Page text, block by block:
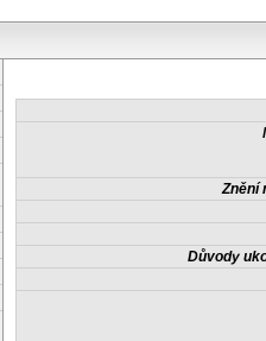
Znění
Důvody